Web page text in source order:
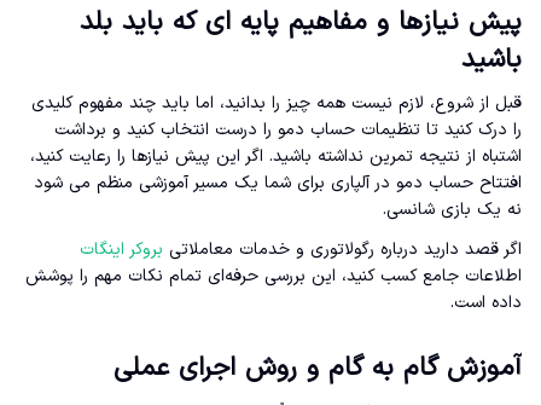
پیش نیازها و مفاهیم پایه ای که باید بلد
باشید
قبل از شروع، لازم نیست همه چیز را بدانید، اما باید چند مفهوم کلیدی
را درک کنید تا تنظیمات حساب دمو را درست انتخاب کنید و برداشت
اشتباه از نتیجه تمرین نداشته باشید. اگر این پیش نیازها را رعایت کنید،
افتتاح حساب دمو در آلپاری برای شما یک مسیر آموزشی منظم می شود
نه یک بازی شانسی.
اگر قصد دارید درباره رگولاتوری و خدمات معاملاتی بروکر اینگات
اطلاعات جامع کسب کنید، این بررسی حرفه‌ای تمام نکات مهم را پوشش
داده است.
آموزش گام به گام و روش اجرای عملی